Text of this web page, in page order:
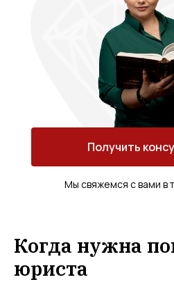
Мы свяжемся с вами в
Получить
Когда нужна
юриста